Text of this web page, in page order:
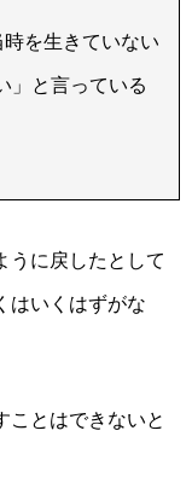
を生きていない
」と言っている
うに戻したとして
はいくはずがな
ことはできないと